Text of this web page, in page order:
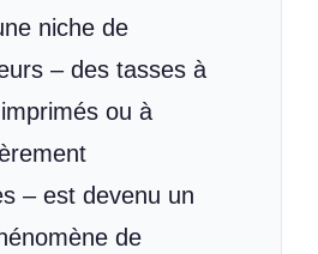
niche de
– des tasses à
ou à
– est devenu un
de